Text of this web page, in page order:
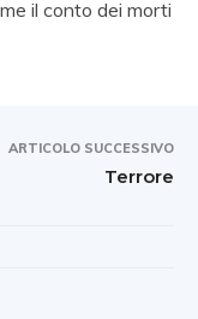
il conto dei morti
ARTICOLO SUCCESSIVO
Terrore